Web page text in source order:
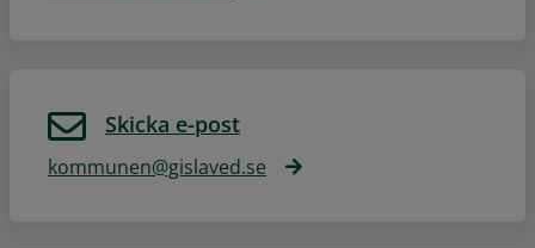
Skicka e-post
kommunen@gislaved.se